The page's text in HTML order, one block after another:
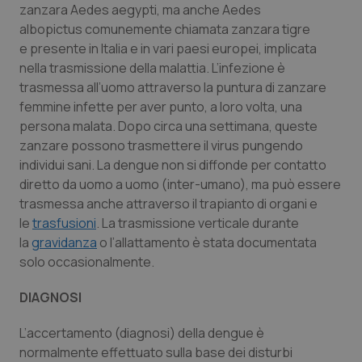
zanzaraAedes aegypti, ma ancheAedes
albopictus comunemente chiamata zanzara tigre
e presente in Italia e in vari paesi europei, implicata
nella trasmissione della malattia. L’infezione è
trasmessa all’uomo attraverso la puntura di zanzare
femmine infette per aver punto, a loro volta, una
persona malata. Dopo circa una settimana, queste
zanzare possono trasmettere il virus pungendo
individui sani. La dengue non si diffonde per contatto
diretto da uomo a uomo (inter-umano), ma può essere
trasmessa anche attraverso il trapianto di organi e
letrasfusioni. La trasmissione verticale durante
la gravidanza o l’allattamento è stata documentata
solo occasionalmente.
DIAGNOSI
L’accertamento (diagnosi) della dengue è
normalmente effettuato sulla base dei disturbi